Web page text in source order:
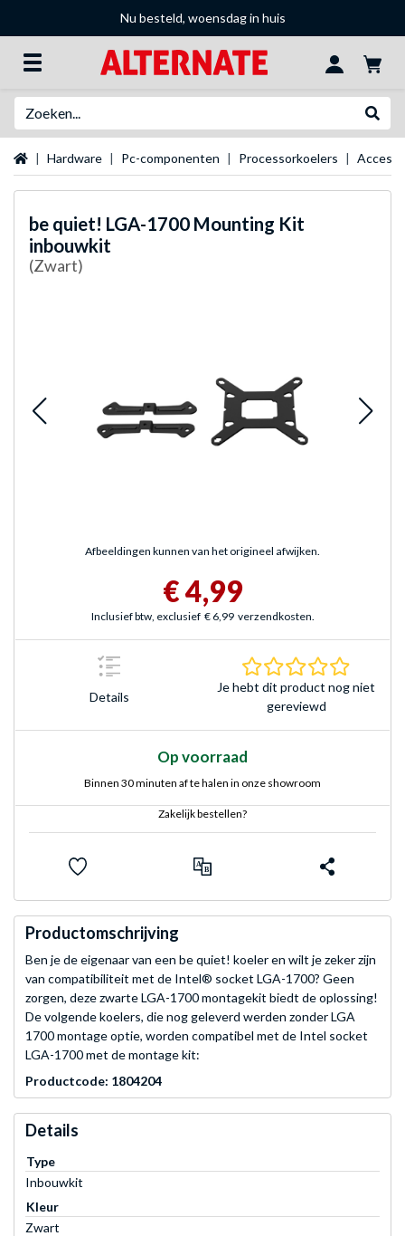
Nu besteld, woensdag in huis
Startpagina
Hardware Pc-componenten Processorkoelers
be quiet! LGA-1700 Mounting Kit
inbouwkit
(Zwart)
Afbeeldingen kunnen van het origineel afwijken.
€ 4,99
Inclusief btw, exclusief € 6,99 verzendkosten.
Details
Je hebt dit product nog niet
gereviewd
Op voorraad
Binnen 30 minuten af te halen in onze showroom
Zakelijk bestellen?
Productomschrijving
Ben je de eigenaar van een be quiet! koeler en wilt je zeker zijn
van compatibiliteit met de Intel® socket LGA-1700? Geen
zorgen, deze zwarte LGA-1700 montagekit biedt de oplossing!
De volgende koelers, die nog geleverd werden zonder LGA
1700 montage optie, worden compatibel met de Intel socket
LGA-1700 met de montage kit:
Productcode: 1804204
Details
Type
Inbouwkit
Kleur
Zwart